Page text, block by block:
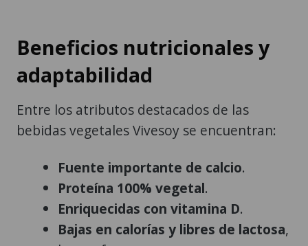
Beneficios nutricionales y
adaptabilidad
Entre los atributos destacados de las
bebidas vegetales Vivesoy se encuentran:
Fuente importante de calcio.
Proteína 100% vegetal.
Enriquecidas con vitamina D.
Bajas en calorías y libres de lactosa,